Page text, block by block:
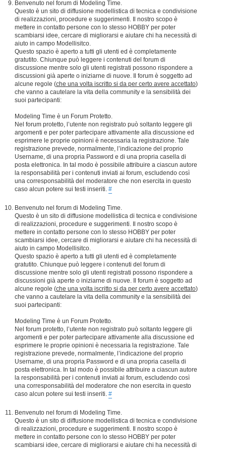
Benvenuto nel forum di Modeling Time.
Questo è un sito di diffusione modellistica di tecnica e condivisione
di realizzazioni, procedure e suggerimenti. Il nostro scopo è
mettere in contatto persone con lo stesso HOBBY per poter
scambiarsi idee, cercare di migliorarsi e aiutare chi ha necessità di
aiuto in campo Modellisitco.
Questo spazio è aperto a tutti gli utenti ed è completamente
gratutito. Chiunque può leggere i contenuti del forum di
discussione mentre solo gli utenti registrati possono rispondere a
discussioni già aperte o iniziarne di nuove. Il forum è soggetto ad
alcune regole (che una volta iscritto si da per certo avere accettato)
che vanno a cautelare la vita della community e la sensibilità dei
suoi partecipanti:
Modeling Time è un Forum Protetto.
Nel forum protetto, l’utente non registrato può soltanto leggere gli
argomenti e per poter partecipare attivamente alla discussione ed
esprimere le proprie opinioni è necessaria la registrazione. Tale
registrazione prevede, normalmente, l’indicazione del proprio
Username, di una propria Password e di una propria casella di
posta elettronica. In tal modo è possibile attribuire a ciascun autore
la responsabilità per i contenuti inviati ai forum, escludendo così
una corresponsabilità del moderatore che non esercita in questo
caso alcun potere sui testi inseriti. #
Benvenuto nel forum di Modeling Time.
Questo è un sito di diffusione modellistica di tecnica e condivisione
di realizzazioni, procedure e suggerimenti. Il nostro scopo è
mettere in contatto persone con lo stesso HOBBY per poter
scambiarsi idee, cercare di migliorarsi e aiutare chi ha necessità di
aiuto in campo Modellisitco.
Questo spazio è aperto a tutti gli utenti ed è completamente
gratutito. Chiunque può leggere i contenuti del forum di
discussione mentre solo gli utenti registrati possono rispondere a
discussioni già aperte o iniziarne di nuove. Il forum è soggetto ad
alcune regole (che una volta iscritto si da per certo avere accettato)
che vanno a cautelare la vita della community e la sensibilità dei
suoi partecipanti:
Modeling Time è un Forum Protetto.
Nel forum protetto, l’utente non registrato può soltanto leggere gli
argomenti e per poter partecipare attivamente alla discussione ed
esprimere le proprie opinioni è necessaria la registrazione. Tale
registrazione prevede, normalmente, l’indicazione del proprio
Username, di una propria Password e di una propria casella di
posta elettronica. In tal modo è possibile attribuire a ciascun autore
la responsabilità per i contenuti inviati ai forum, escludendo così
una corresponsabilità del moderatore che non esercita in questo
caso alcun potere sui testi inseriti. #
Benvenuto nel forum di Modeling Time.
Questo è un sito di diffusione modellistica di tecnica e condivisione
di realizzazioni, procedure e suggerimenti. Il nostro scopo è
mettere in contatto persone con lo stesso HOBBY per poter
scambiarsi idee, cercare di migliorarsi e aiutare chi ha necessità di